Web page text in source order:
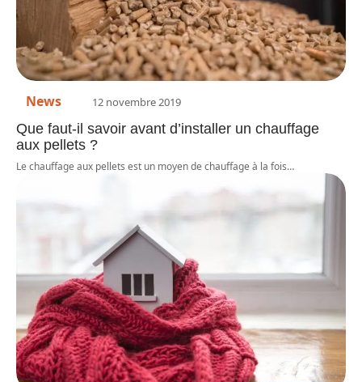
News 12 novembre 2019
Que faut-il savoir avant d’installer un chauffage
aux pellets ?
Le chauffage aux pellets est un moyen de chauffage à la fois…